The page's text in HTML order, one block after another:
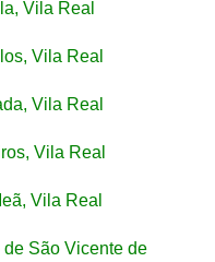
Vila Real
Vila Real
Vila Real
Vila Real
Vila Real
São Vicente de